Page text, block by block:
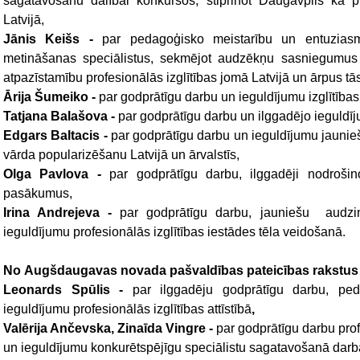
Latvijā,
Jānis Keišs - par pedagoģisko meistarību un
metināšanas speciālistus, sekmējot audzēkņu
atpazīstamību profesionālās izglītības jomā Latvijā un ārpus
Ārija Šumeiko - par godprātīgu darbu un ieguldījumu
Tatjana Balašova - par godprātīgu darbu un ilggadējo
Edgars Baltacis - par godprātīgu darbu un ieguldījumu
vārda popularizēšanu Latvijā un ārvalstīs,
Olga Pavlova - par godprātīgu darbu, ilggadēji
pasākumus,
Irina Andrejeva - par godprātīgu darbu, jauniešu
ieguldījumu profesionālās izglītības iestādes tēla veidošanā.
No Augšdaugavas novada pašvaldības pateicības rakstus
Leonards Spūlis - par ilggadēju godprātīgu darbu,
ieguldījumu profesionālās izglītības attīstībā,
Valērija Ančevska, Zinaīda Vingre - par godprātīgu darbu
un ieguldījumu konkurētspējīgu speciālistu sagatavošanā